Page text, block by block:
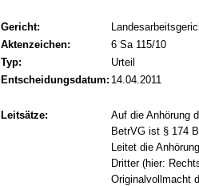
Gericht:
Aktenzeichen:
6 Sa 115/10
Typ:
Urteil
Entscheidungsdatum: 14.04.2011
Leitsätze:
Auf die Anhörung
BetrVG ist § 174
Leitet die
Dritter (hier:
Originalvollmacht